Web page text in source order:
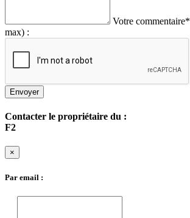
Votre commentaire*
max) :
Envoyer
Contacter le propriétaire du :
F2
×
Par email :